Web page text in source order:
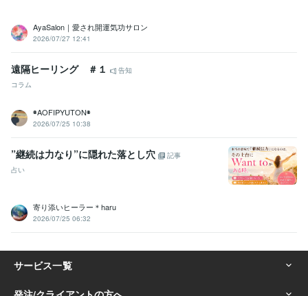
AyaSalon｜愛され開運気功サロン
2026/07/27 12:41
遠隔ヒーリング ＃１
告知
コラム
◉AOFIPYUTON◉
2026/07/25 10:38
”継続は力なり”に隠れた落とし穴
記事
占い
寄り添いヒーラー＊haru
2026/07/25 06:32